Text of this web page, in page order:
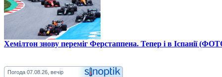
Хемілтон знову переміг Ферстаппена. Тепер і в Іспанії
Погода 07.08.26, вечір